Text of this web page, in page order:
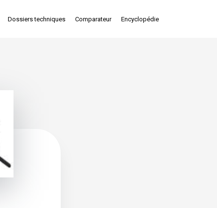
Dossiers techniques Comparateur Encyclopédie